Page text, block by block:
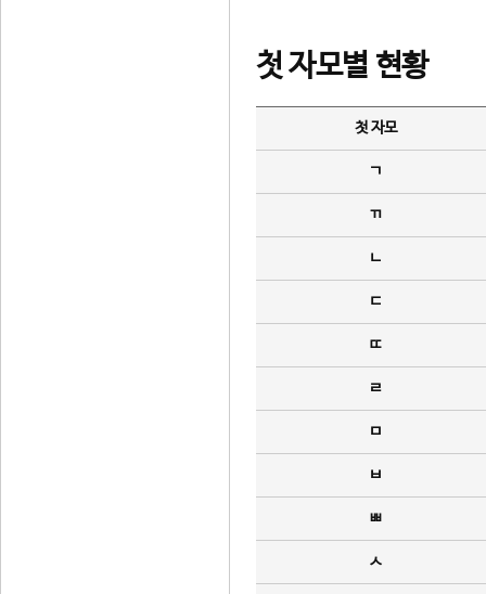
첫 자모별 현황
첫 자모
ㄱ
ㄲ
ㄴ
ㄷ
ㄸ
ㄹ
ㅁ
ㅂ
ㅃ
ㅅ